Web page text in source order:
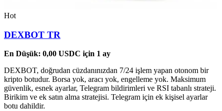
Hot
DEXBOT TR
En Düşük: 0,00 USDC için 1 ay
DEXBOT, doğrudan cüzdanınızdan 7/24 işlem yapan otonom bir
kripto botudur. Borsa yok, aracı yok, engelleme yok. Maksimum
güvenlik, esnek ayarlar, Telegram bildirimleri ve RSI tabanlı strateji.
Birikim ve ek satın alma stratejisi. Telegram için ek kişisel ayarlar
botu dahildir.